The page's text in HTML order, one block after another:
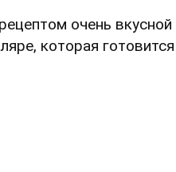
очень вкусной
которая